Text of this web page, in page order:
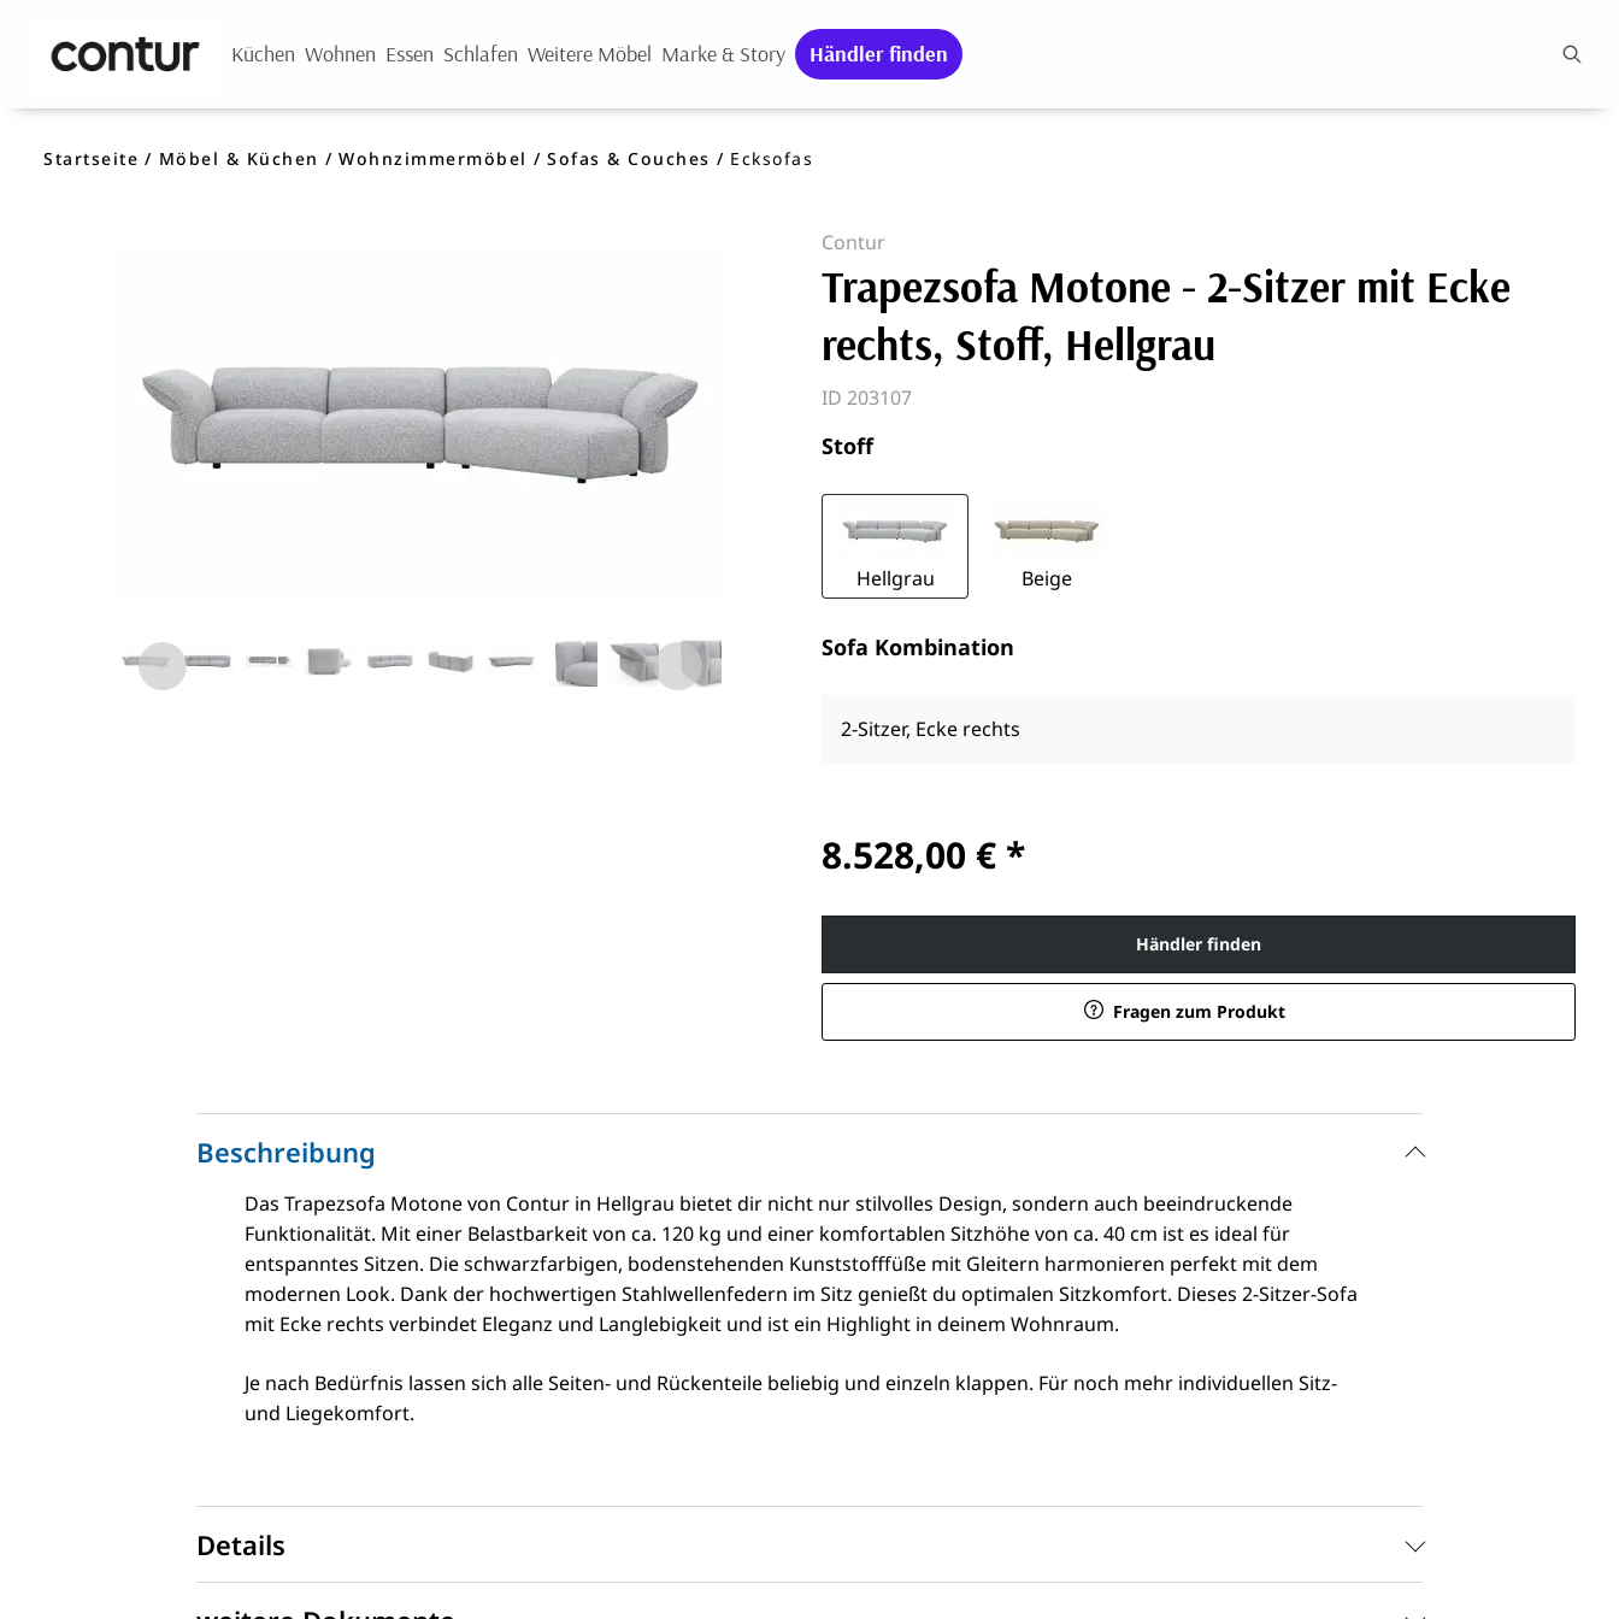
Küchen Wohnen Essen Schlafen Weitere Möbel Marke & Story Händler finden
Startseite Möbel & Küchen Wohnzimmermöbel Sofas & Couches Ecksofas
Contur
Trapezsofa Motone - 2-Sitzer mit Ecke
rechts, Stoff, Hellgrau
ID 203107
Stoff
Hellgrau Beige
Sofa Kombination
2-Sitzer, Ecke rechts
8.528,00 € *
Händler finden
Fragen zum Produkt
Beschreibung
Das Trapezsofa Motone von Contur in Hellgrau bietet dir nicht nur stilvolles Design, sondern auch beeindruckende
Funktionalität. Mit einer Belastbarkeit von ca. 120 kg und einer komfortablen Sitzhöhe von ca. 40 cm ist es ideal für
entspanntes Sitzen. Die schwarzfarbigen, bodenstehenden Kunststofffüße mit Gleitern harmonieren perfekt mit dem
modernen Look. Dank der hochwertigen Stahlwellenfedern im Sitz genießt du optimalen Sitzkomfort. Dieses 2-Sitzer-Sofa
mit Ecke rechts verbindet Eleganz und Langlebigkeit und ist ein Highlight in deinem Wohnraum.
Je nach Bedürfnis lassen sich alle Seiten- und Rückenteile beliebig und einzeln klappen. Für noch mehr individuellen Sitz-
und Liegekomfort.
Details